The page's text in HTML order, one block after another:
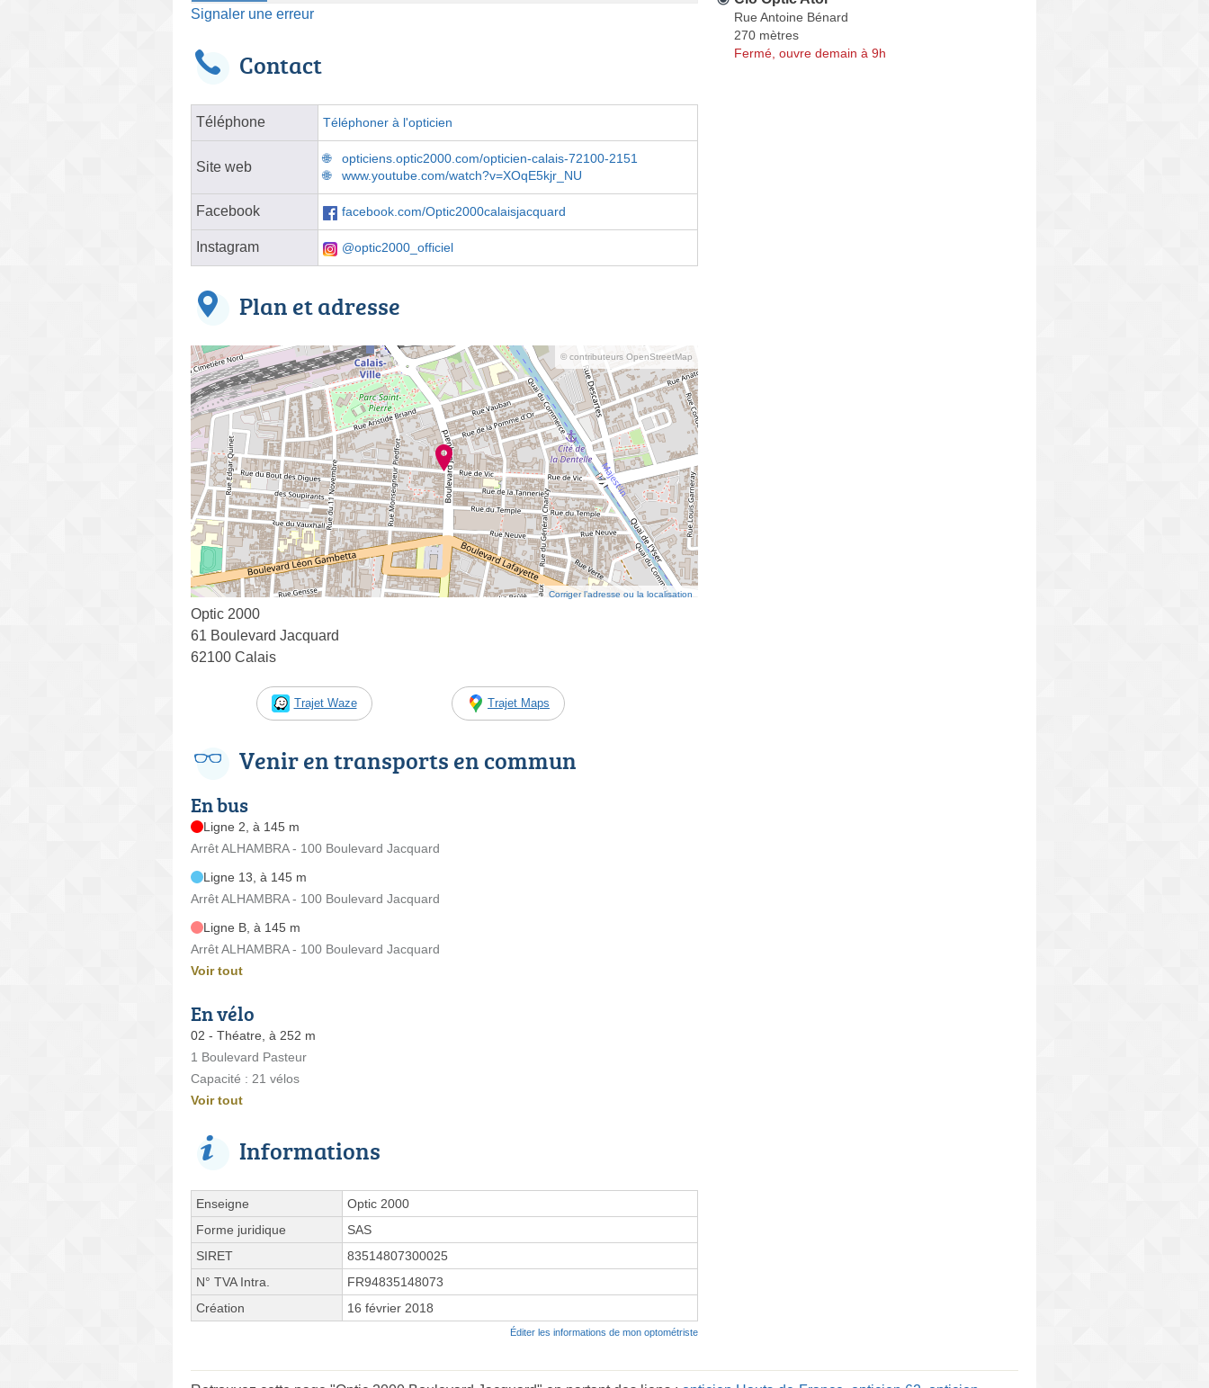
Signaler une erreur
Contact
Téléphone Téléphoner à l'opticien
Site web
opticiens.optic2000.com/opticien-calais-72100-2151
www.youtube.com/watch?v=XOqE5kjr_NU
Facebook facebook.com/Optic2000calaisjacquard
Instagram @optic2000_officiel
Plan et adresse
© contributeurs OpenStreetMap
Corriger l’adresse ou la localisation
Optic 2000
61 Boulevard Jacquard
62100 Calais
Trajet Waze Trajet Maps
Venir en transports en commun
En bus
Ligne 2, à 145 m
Arrêt ALHAMBRA - 100 Boulevard Jacquard
Ligne 13, à 145 m
Arrêt ALHAMBRA - 100 Boulevard Jacquard
Ligne B, à 145 m
Arrêt ALHAMBRA - 100 Boulevard Jacquard
Voir tout
En vélo
02 - Théatre, à 252 m
1 Boulevard Pasteur
Capacité : 21 vélos
Voir tout
Informations
Enseigne
Optic 2000
Forme juridique
SAS
SIRET
83514807300025
N° TVA Intra.
FR94835148073
Création
16 février 2018
Éditer les informations de mon optométriste
Rue Antoine Bénard
270 mètres
Fermé, ouvre demain à 9h